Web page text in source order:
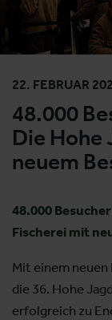
22. FEBRUAR
48.000
Die Hohe
neuem
48.000
Fischerei mit
Mit einem
die 36. Hohe
erfolgreich zu